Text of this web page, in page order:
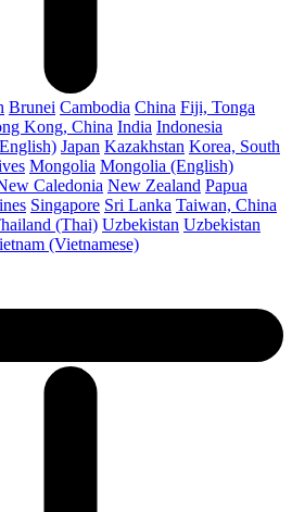
Brunei Cambodia China Fiji, Tonga
Kong, China India Indonesia
Japan Kazakhstan Korea, South
Mongolia Mongolia (English)
Caledonia New Zealand Papua
Singapore Sri Lanka Taiwan, China
(Thai) Uzbekistan Uzbekistan
(Vietnamese)